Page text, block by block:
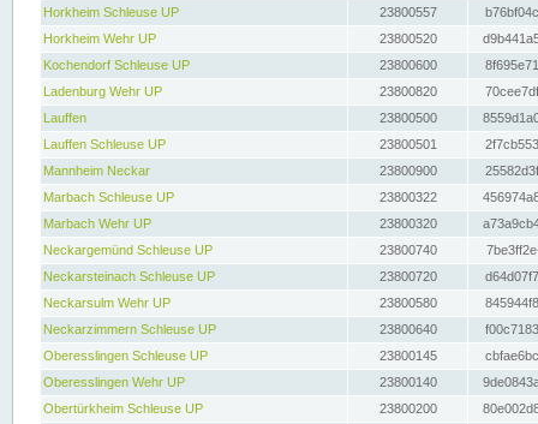
Horkheim Schleuse UP
23800557
Horkheim Wehr UP
23800520
Kochendorf Schleuse UP
23800600
Ladenburg Wehr UP
23800820
Lauffen
23800500
Lauffen Schleuse UP
23800501
Mannheim Neckar
23800900
Marbach Schleuse UP
23800322
Marbach Wehr UP
23800320
Neckargemünd Schleuse UP
23800740
Neckarsteinach Schleuse UP
23800720
Neckarsulm Wehr UP
23800580
Neckarzimmern Schleuse UP
23800640
Oberesslingen Schleuse UP
23800145
Oberesslingen Wehr UP
23800140
Obertürkheim Schleuse UP
23800200